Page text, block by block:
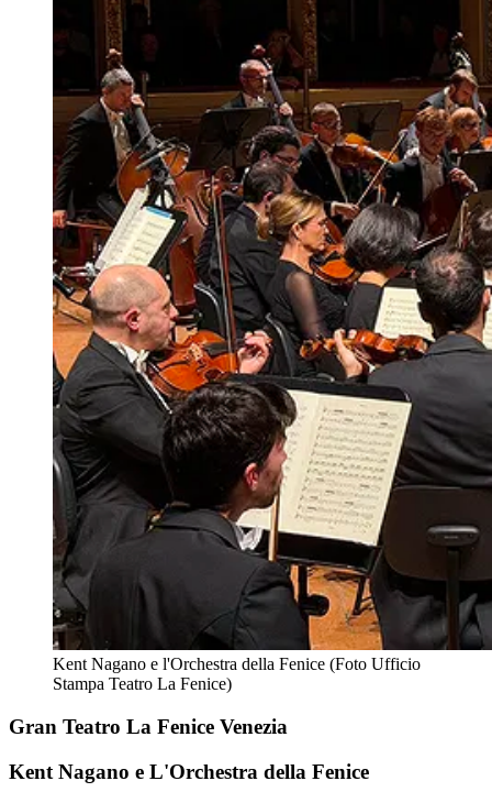
Kent Nagano e l'Orchestra della Fenice (Foto Ufficio
Stampa Teatro La Fenice)
Gran Teatro La Fenice Venezia
Kent Nagano e L'Orchestra della Fenice